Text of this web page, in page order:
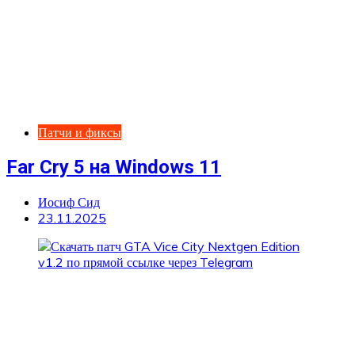
Патчи и фиксы
Far Cry 5 на Windows 11
Иосиф Сид
23.11.2025